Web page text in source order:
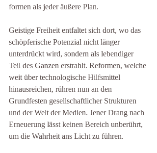
formen als jeder äußere Plan.
Geistige Freiheit entfaltet sich dort, wo das
schöpferische Potenzial nicht länger
unterdrückt wird, sondern als lebendiger
Teil des Ganzen erstrahlt. Reformen, welche
weit über technologische Hilfsmittel
hinausreichen, rühren nun an den
Grundfesten gesellschaftlicher Strukturen
und der Welt der Medien. Jener Drang nach
Erneuerung lässt keinen Bereich unberührt,
um die Wahrheit ans Licht zu führen.